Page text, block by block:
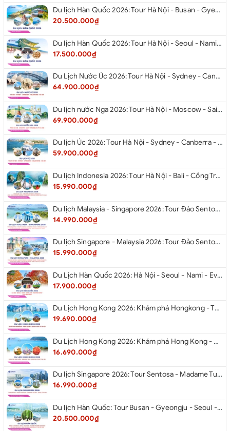
Du lịch Hàn Quốc 2026: Tour Hà Nội - Busan - Gyeongju - Seoul - Đảo Nami - Tàu Điện Ven Biển Haeundae - Cầu Kính Oryukdo - Làng Văn Hóa Huinnyeoul
20.500.000₫
Du lịch Hàn Quốc 2026: Tour Hà Nội - Seoul - Nami - Everland - Painter Show - Thư Viện Sách
17.500.000₫
Du Lịch Nước Úc 2026: Tour Hà Nội - Sydney - Canberra - Melbourne - Hà Nội
64.900.000₫
Du lịch nước Nga 2026: Tour Hà Nội - Moscow - Saint Petersburg từ Hà Nội
69.900.000₫
Du lịch Úc 2026: Tour Hà Nội - Sydney - Canberra - Melbourne - Hà Nội
59.900.000₫
Du lịch Indonesia 2026: Tour Hà Nội - Bali - Cổng Trời Lempuyang - Swings Bali - Ngắm hoàng hôn biển Jimbaran - Kelingking - Sống Lưng Khủng Long từ Hà Nội
15.990.000₫
Du lịch Malaysia - Singapore 2026: Tour Đảo Sentosa - Madame Tussause - Garden By The Bay - Thành Cổ Malacca - Thủ Đô Kualalumpur - Cao Nguyên Genting - New Putrajaya từ Hà Nội
14.990.000₫
Du lịch Singapore - Malaysia 2026: Tour Đảo Sentosa - Madame Tussauds - Garden By The Bay - Thành cổ Malacca - Thủ đô Kuala Lumpur - Cao nguyên Genting - New Putrajaya từ Hà Nội
15.990.000₫
Du Lịch Hàn Quốc 2026: Hà Nội - Seoul - Nami - Everland - Painter Show - Thư Viện Sách
17.900.000₫
Du Lịch Hong Kong 2026: Khám phá Hongkong - Thâm Quyến - Quảng Châu từ Hà Nội
19.690.000₫
Du Lịch Hong Kong 2026: Khám phá Hong Kong - Dingding Tram - Shopping Tour từ Hà Nội
16.690.000₫
Du lịch Singapore 2026: Tour Sentosa - Madame Tussauds - Garden By The Bay - Jewel từ Hà Nội
16.990.000₫
Du lịch Hàn Quốc: Tour Busan - Gyeongju - Seoul - Đảo Nami - Tàu Điện Ven Biển Haeundae - Cầu Kính Oryukdo - Làng Văn Hóa Huinnyeoul từ Hà Nội 2026
20.500.000₫